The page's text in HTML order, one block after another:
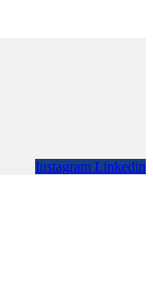
Instagram Linkedin